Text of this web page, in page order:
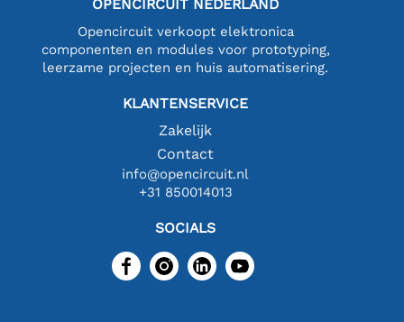
OPENCIRCUIT NEDERLAND
Opencircuit verkoopt elektronica
componenten en modules voor prototyping,
leerzame projecten en huis automatisering.
KLANTENSERVICE
Zakelijk
Contact
info@opencircuit.nl
+31 850014013
SOCIALS